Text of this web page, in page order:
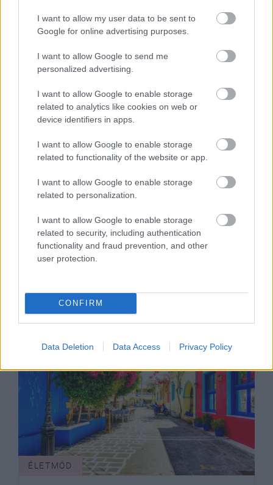
I want to allow my user data to be sent to
Google for online advertising purposes.
I want to allow Google to send me
personalized advertising.
I want to allow Google to enable storage
related to analytics like cookies on web or
device identifiers in apps.
I want to allow Google to enable storage
related to functionality of the website or app.
I want to allow Google to enable storage
related to personalization.
I want to allow Google to enable storage
related to security, including authentication
functionality and fraud prevention, and other
user protection.
CONFIRM
Data Deletion Data Access Privacy Policy
Görögországba utazol
ÉLETMÓD
Élménybeszámoló Krétáról:
minden, amit tudnod kell, mielőtt
Görögországba utazol
ÉLETMÓD